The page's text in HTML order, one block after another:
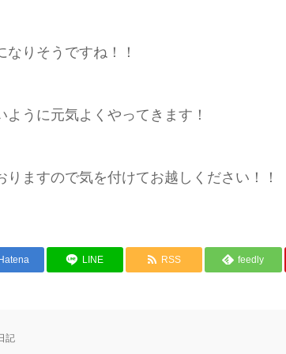
りそうですね！！
うに元気よくやってきます！
ますので気を付けてお越しください！！
Hatena LINE RSS feedly
記